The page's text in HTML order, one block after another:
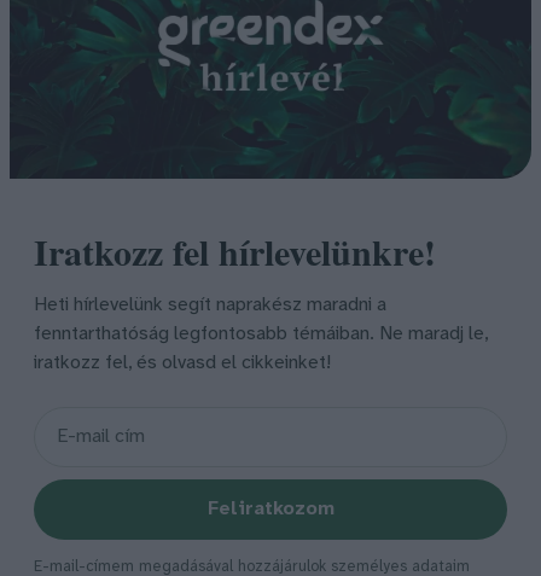
Iratkozz fel hírlevelünkre!
Heti hírlevelünk segít naprakész maradni a
fenntarthatóság legfontosabb témáiban. Ne maradj le,
iratkozz fel, és olvasd el cikkeinket!
Feliratkozom
E-mail-címem megadásával hozzájárulok személyes adataim